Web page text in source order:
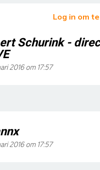
Log in om
Schurink -
2016 om 17:57
2016 om 17:57